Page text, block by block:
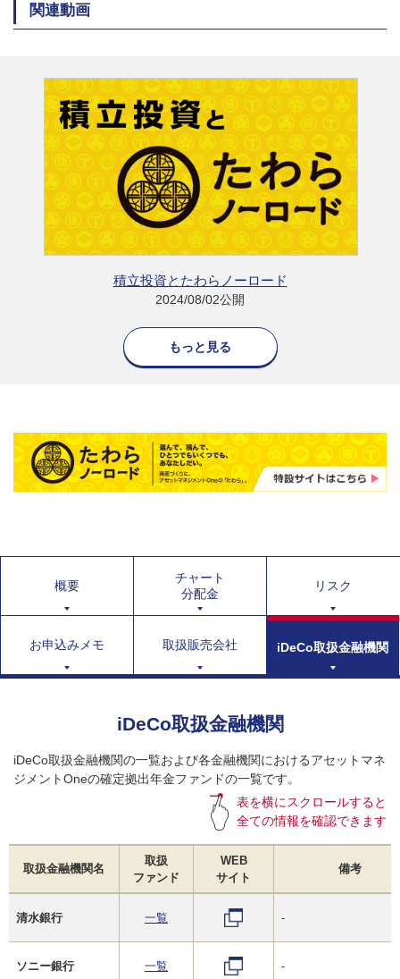
関連動画
積立投資とたわらノーロード
2024/08/02公開
もっと見る
概要
チャート
分配金
リスク
お申込みメモ 取扱販売会社 iDeCo取扱金融機関
iDeCo取扱金融機関
iDeCo取扱金融機関の一覧および各金融機関におけるアセットマネ
ジメントOneの確定拠出年金ファンドの一覧です。
表を横にスクロールすると
全ての情報を確認できます
取扱金融機関名
取扱
ファンド
WEB
サイト
備考
清水銀行 一覧 -
ソニー銀行 一覧 -